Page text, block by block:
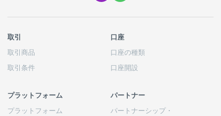
取引
取引商品
取引条件
口座
口座の種類
口座開設
プラットフォーム
プラットフォーム
パートナー
パートナーシップ・